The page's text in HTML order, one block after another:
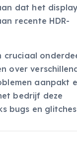
dat het
recente HDR-
cruciaal
over
aanpakt
bedrijf deze
bugs en